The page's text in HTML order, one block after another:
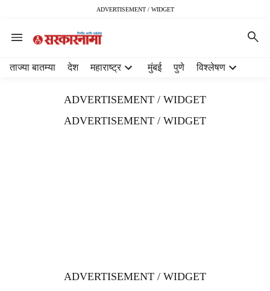
ADVERTISEMENT / WIDGET
ताज्या बातम्या देश महाराष्ट्र मुंबई पुणे विश्लेषण
ADVERTISEMENT / WIDGET
ADVERTISEMENT / WIDGET
ADVERTISEMENT / WIDGET